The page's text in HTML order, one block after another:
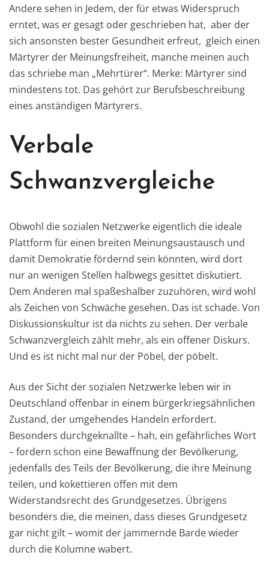
Andere sehen in Jedem, der für etwas Widerspruch
erntet, was er gesagt oder geschrieben hat, aber der
sich ansonsten bester Gesundheit erfreut, gleich einen
Märtyrer der Meinungsfreiheit, manche meinen auch
das schriebe man „Mehrtürer“. Merke: Märtyrer sind
mindestens tot. Das gehört zur Berufsbeschreibung
eines anständigen Märtyrers.
Verbale
Schwanzvergleiche
Obwohl die sozialen Netzwerke eigentlich die ideale
Plattform für einen breiten Meinungsaustausch und
damit Demokratie fördernd sein könnten, wird dort
nur an wenigen Stellen halbwegs gesittet diskutiert.
Dem Anderen mal spaßeshalber zuzuhören, wird wohl
als Zeichen von Schwäche gesehen. Das ist schade. Von
Diskussionskultur ist da nichts zu sehen. Der verbale
Schwanzvergleich zählt mehr, als ein offener Diskurs.
Und es ist nicht mal nur der Pöbel, der pöbelt.
Aus der Sicht der sozialen Netzwerke leben wir in
Deutschland offenbar in einem bürgerkriegsähnlichen
Zustand, der umgehendes Handeln erfordert.
Besonders durchgeknallte – hah, ein gefährliches Wort
– fordern schon eine Bewaffnung der Bevölkerung,
jedenfalls des Teils der Bevölkerung, die ihre Meinung
teilen, und kokettieren offen mit dem
Widerstandsrecht des Grundgesetzes. Übrigens
besonders die, die meinen, dass dieses Grundgesetz
gar nicht gilt – womit der jammernde Barde wieder
durch die Kolumne wabert.